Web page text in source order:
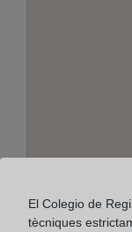
Cerrojo, 17 -
El Colegio de
tècniques